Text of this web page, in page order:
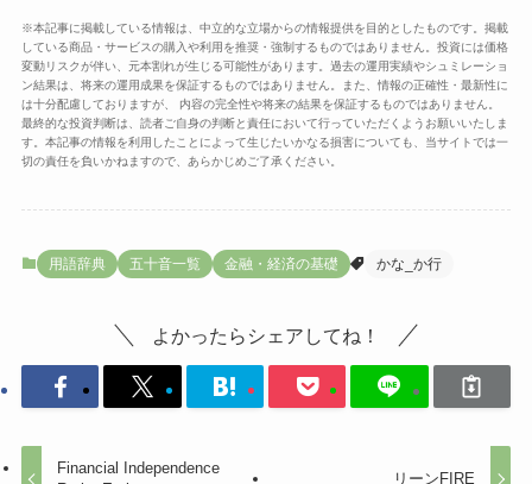
※本記事に掲載している情報は、中立的な立場からの情報提供を目的としたものです。掲載
している商品・サービスの購入や利用を推奨・強制するものではありません。投資には価格
変動リスクが伴い、元本割れが生じる可能性があります。過去の運用実績やシュミレーショ
ン結果は、将来の運用成果を保証するものではありません。また、情報の正確性・最新性に
は十分配慮しておりますが、 内容の完全性や将来の結果を保証するものではありません。
最終的な投資判断は、読者ご自身の判断と責任において行っていただくようお願いいたしま
す。本記事の情報を利用したことによって生じたいかなる損害についても、当サイトでは一
切の責任を負いかねますので、あらかじめご了承ください。
用語辞典 五十音一覧 金融・経済の基礎 かな_か行
よかったらシェアしてね！
Financial Independence
リーンFIRE